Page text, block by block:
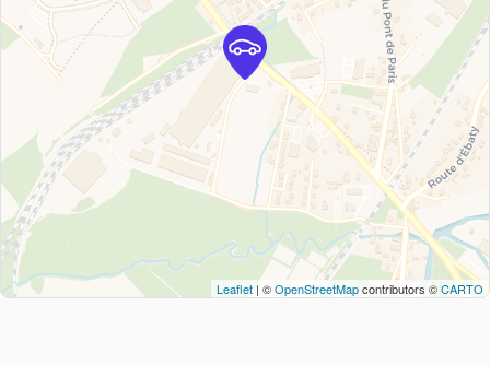
Leaflet | ©OpenStreetMapcontributors ©CARTO